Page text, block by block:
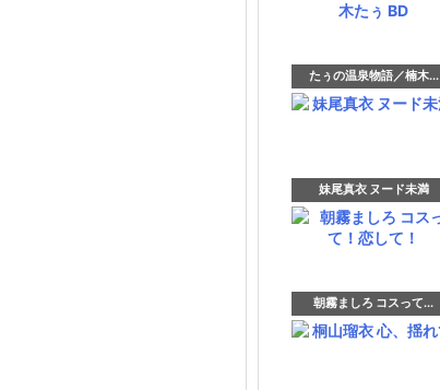
たぅの温泉物語／楠木...
妹尾真衣 ヌード未満
朝霧ましろ コスって...